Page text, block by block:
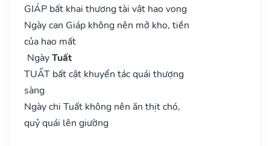
GIÁP bất khai thương tài vật hao vong
Ngày can Giáp không nên mở kho, tiền
của hao mất
NgàyTuất
TUẤT bất cật khuyển tác quái thượng
sàng
Ngày chi Tuất không nên ăn thịt chó,
quỷ quái lên giường